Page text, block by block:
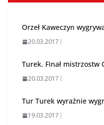
Orzeł Kaweczyn
20.03.2017
Turek. Finał mistrzostw
20.03.2017
Tur Turek wyraźnie
19.03.2017